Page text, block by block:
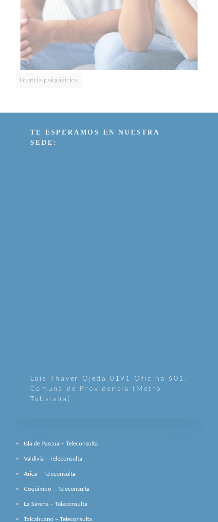
licencia psiquiátrica
TE ESPERAMOS EN NUESTRA
SEDE:
Luis Thayer Ojeda 0191 Oficina 601,
Comuna de Providencia (Metro
Tobalaba)
Isla de Pascua – Teleconsulta
Valdivia – Teleconsulta
Arica – Teleconsulta
Coquimbo – Teleconsulta
La Serena – Teleconsulta
Talcahuano – Teleconsulta